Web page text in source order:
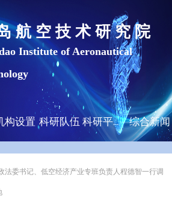
构设置 科研队伍 科研平台及成果 综合新闻
航 空 技 术 研 究 院
Institute of Aeronautical
法委书记、低空经济产业专班负责人程德智一行调